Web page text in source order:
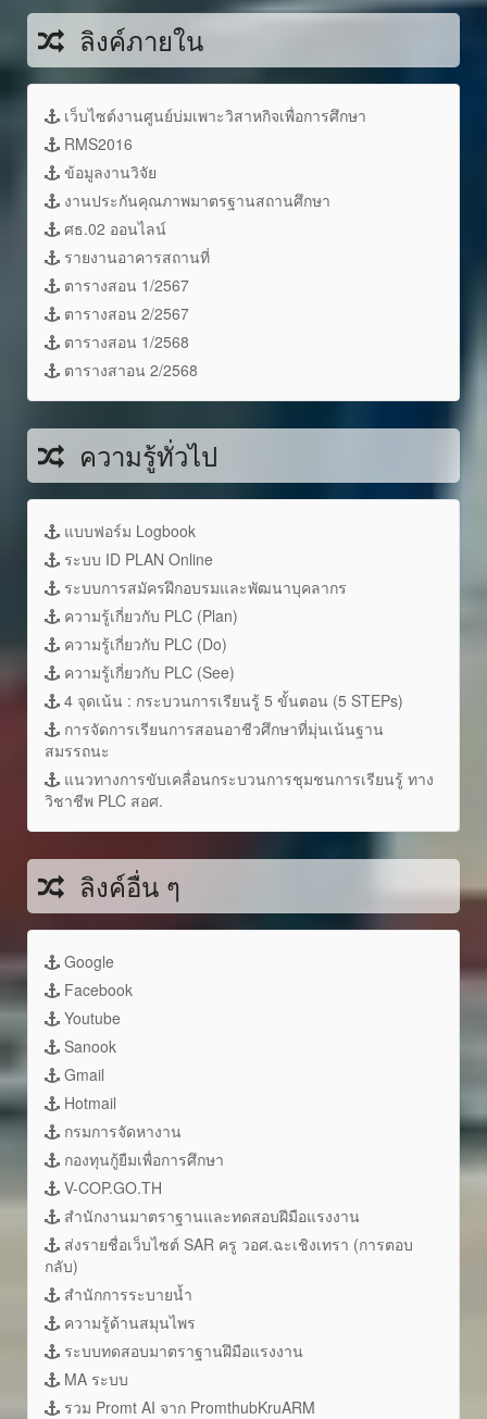
ลิงค์ภายใน
เว็บไซต์งานศูนย์บ่มเพาะวิสาหกิจเพื่อการศึกษา
RMS2016
ข้อมูลงานวิจัย
งานประกันคุณภาพมาตรฐานสถานศึกษา
ศธ.02 ออนไลน์
รายงานอาคารสถานที่
ตารางสอน 1/2567
ตารางสอน 2/2567
ตารางสอน 1/2568
ตารางสาอน 2/2568
ความรู้ทั่วไป
แบบฟอร์ม Logbook
ระบบ ID PLAN Online
ระบบการสมัครฝึกอบรมและพัฒนาบุคลากร
ความรู้เกี่ยวกับ PLC (Plan)
ความรู้เกี่ยวกับ PLC (Do)
ความรู้เกี่ยวกับ PLC (See)
4 จุดเน้น : กระบวนการเรียนรู้ 5 ขั้นตอน (5 STEPs)
การจัดการเรียนการสอนอาชีวศึกษาที่มุ่นเน้นฐาน
สมรรถนะ
แนวทางการขับเคลื่อนกระบวนการชุมชนการเรียนรู้ ทาง
วิชาชีพ PLC สอศ.
ลิงค์อื่น ๆ
Google
Facebook
Youtube
Sanook
Gmail
Hotmail
กรมการจัดหางาน
กองทุนกู้ยืมเพื่อการศึกษา
V-COP.GO.TH
สำนักงานมาตราฐานและทดสอบฝีมือแรงงาน
ส่งรายชื่อเว็บไซต์ SAR ครู วอศ.ฉะเชิงเทรา (การตอบ
กลับ)
สำนักการระบายน้ำ
ความรู้ด้านสมุนไพร
ระบบทดสอบมาตราฐานฝึมือแรงงาน
MA ระบบ
รวม Promt AI จาก PromthubKruARM